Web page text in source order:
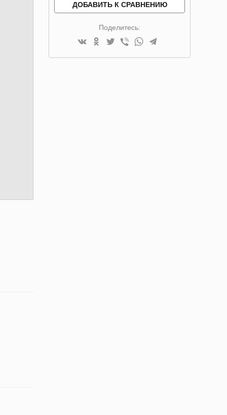
ДОБАВИТЬ К СРАВНЕНИЮ
Поделитесь: